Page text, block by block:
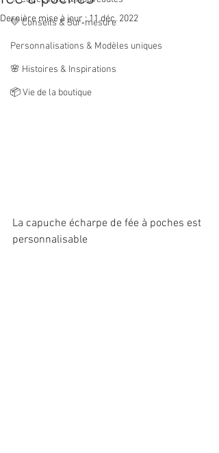
💛 Conseils & Sur‑mesure
Personnalisations & Modèles uniques
🌸 Histoires & Inspirations
📦 Vie de la boutique
Dernière mise à jour :11 déc. 2022
La capuche écharpe de fée à poches est
personnalisable